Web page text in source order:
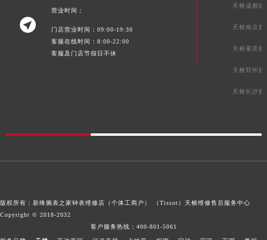

营业时间：
门店营业时间：09:00-19:30
客服在线时间：8:00-22:00
客服及门店节假日不休
天梭成都服
天梭南京服
天梭重庆服
天梭郑州服
天梭长沙服
版权所有：新绛腕表之家钟表维修店（个体工商户） （Tissot） 天梭维修售后服务中心
Copyright © 2018-2032
客户服务热线： 400-801-5061